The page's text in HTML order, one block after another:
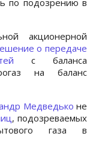
по подозрению в
акционерной
о передаче
с баланса
на баланс
Медведько не
, подозреваемых
газа в